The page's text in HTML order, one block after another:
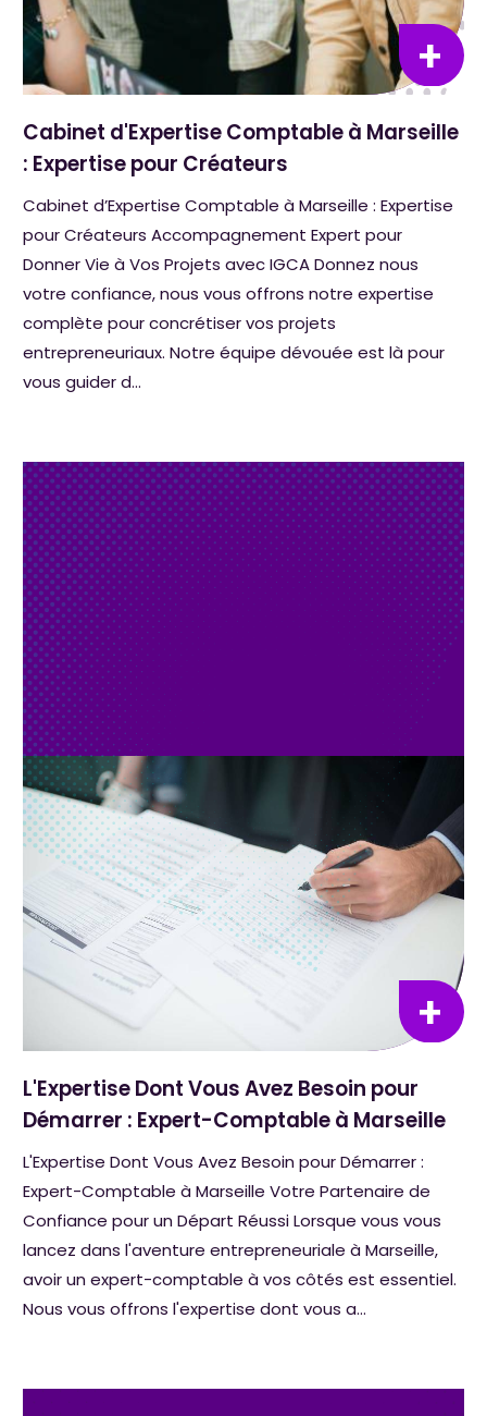
Cabinet d'Expertise Comptable à Marseille
: Expertise pour Créateurs
Cabinet d’Expertise Comptable à Marseille : Expertise
pour Créateurs Accompagnement Expert pour
Donner Vie à Vos Projets avec IGCA Donnez nous
votre confiance, nous vous offrons notre expertise
complète pour concrétiser vos projets
entrepreneuriaux. Notre équipe dévouée est là pour
vous guider d...
L'Expertise Dont Vous Avez Besoin pour
Démarrer : Expert-Comptable à Marseille
L'Expertise Dont Vous Avez Besoin pour Démarrer :
Expert-Comptable à Marseille Votre Partenaire de
Confiance pour un Départ Réussi Lorsque vous vous
lancez dans l'aventure entrepreneuriale à Marseille,
avoir un expert-comptable à vos côtés est essentiel.
Nous vous offrons l'expertise dont vous a...